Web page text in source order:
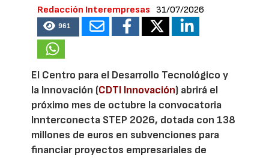
Redacción Interempresas 31/07/2026
961
El Centro para el Desarrollo Tecnológico y
la Innovación (CDTI Innovación) abrirá el
próximo mes de octubre la convocatoria
Innterconecta STEP 2026, dotada con 138
millones de euros en subvenciones para
financiar proyectos empresariales de